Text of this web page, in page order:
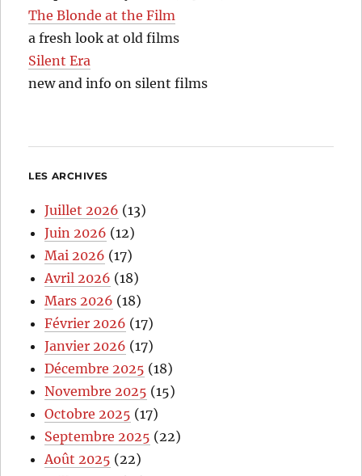
The Blonde at the Film
a fresh look at old films
Silent Era
new and info on silent films
LES ARCHIVES
Juillet 2026 (13)
Juin 2026 (12)
Mai 2026 (17)
Avril 2026 (18)
Mars 2026 (18)
Février 2026 (17)
Janvier 2026 (17)
Décembre 2025 (18)
Novembre 2025 (15)
Octobre 2025 (17)
Septembre 2025 (22)
Août 2025 (22)